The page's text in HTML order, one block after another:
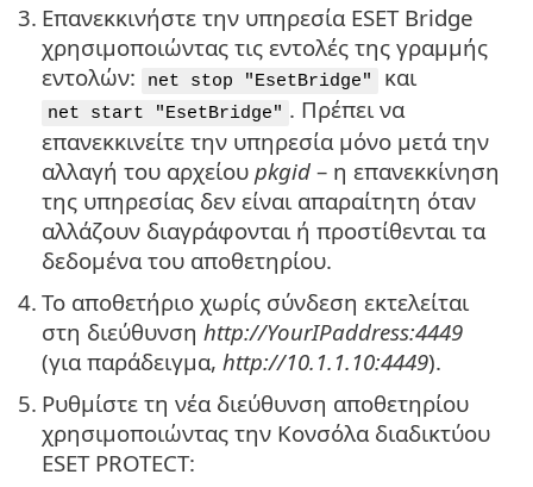
3. Επανεκκινήστε την υπηρεσία ESET Bridge
χρησιμοποιώντας τις εντολές της γραμμής
εντολών:
net stop "EsetBridge" και
net start "EsetBridge" . Πρέπει να
επανεκκινείτε την υπηρεσία μόνο μετά την
αλλαγή του αρχείου pkgid – η επανεκκίνηση
της υπηρεσίας δεν είναι απαραίτητη όταν
αλλάζουν διαγράφονται ή προστίθενται τα
δεδομένα του αποθετηρίου.
4. Το αποθετήριο χωρίς σύνδεση εκτελείται
στη διεύθυνση http://YourIPaddress:4449
(για παράδειγμα, http://10.1.1.10:4449).
5. Ρυθμίστε τη νέα διεύθυνση αποθετηρίου
χρησιμοποιώντας την Κονσόλα διαδικτύου
ESET PROTECT: